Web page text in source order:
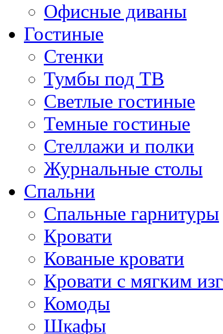
Офисные диваны
Гостиные
Стенки
Тумбы под ТВ
Светлые гостиные
Темные гостиные
Стеллажи и полки
Журнальные столы
Спальни
Спальные гарнитуры
Кровати
Кованые кровати
Кровати с мягким
Комоды
Шкафы